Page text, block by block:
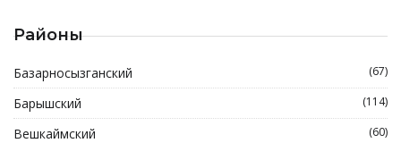
Районы
Базарносызганский (67)
Барышский (114)
Вешкаймский (60)